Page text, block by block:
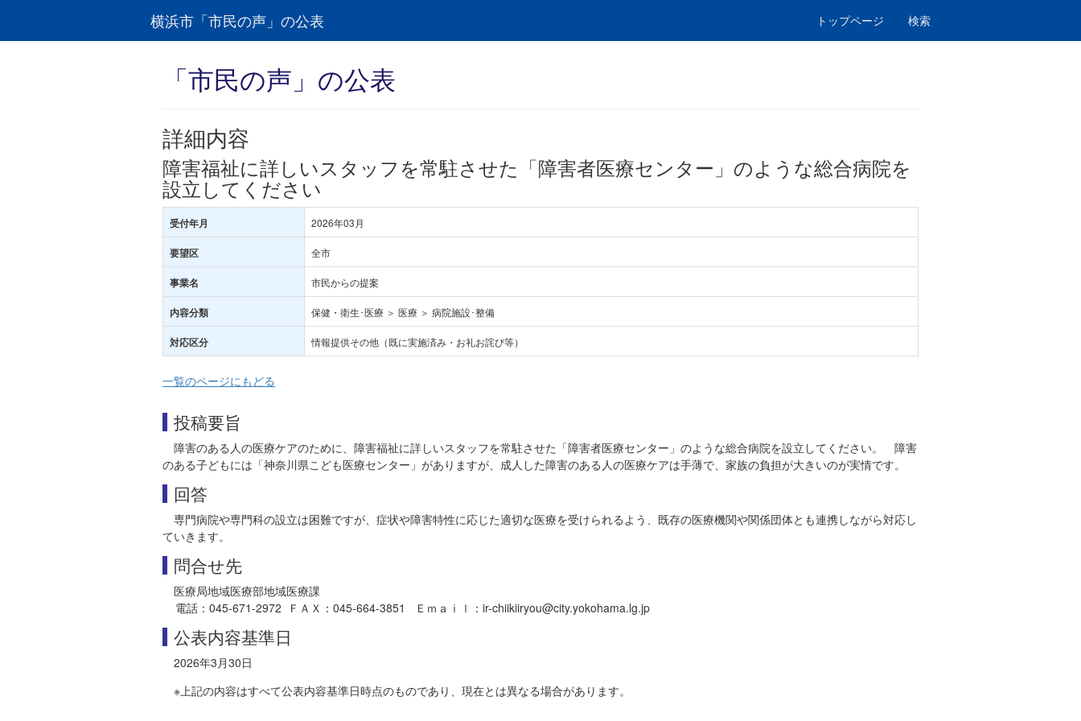
横浜市「市民の声」の公表 トップページ 検索
「市民の声」の公表
詳細内容
障害福祉に詳しいスタッフを常駐させた「障害者医療センター」のような総合病院を
設立してください
受付年月 2026年03月
要望区 全市
事業名 市民からの提案
内容分類 保健・衛生･医療 ＞ 医療 ＞ 病院施設･整備
対応区分 情報提供その他（既に実施済み・お礼お詫び等）
一覧のページにもどる
投稿要旨
障害のある人の医療ケアのために、障害福祉に詳しいスタッフを常駐させた「障害者医療センター」のような総合病院を設立してください。 障害
のある子どもには「神奈川県こども医療センター」がありますが、成人した障害のある人の医療ケアは手薄で、家族の負担が大きいのが実情です。
回答
専門病院や専門科の設立は困難ですが、症状や障害特性に応じた適切な医療を受けられるよう、既存の医療機関や関係団体とも連携しながら対応し
ていきます。
問合せ先
医療局地域医療部地域医療課
電話：045-671-2972 ＦＡＸ：045-664-3851 Ｅｍａｉｌ：ir-chiikiiryou@city.yokohama.lg.jp
公表内容基準日
2026年3月30日
※上記の内容はすべて公表内容基準日時点のものであり、現在とは異なる場合があります。